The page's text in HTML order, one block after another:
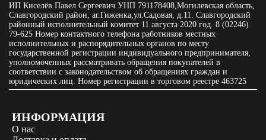
ИП Киселёв Павел Сергеевич УНП 791178408,Могилевская область,
Славгородский район, аг.Гиженка,ул.Садовая, д.11. Славгородский
районный исполнительный комитет 11 августа 2020 год. 8 (02246)
79-625 Номер контактного телефона работников местных
исполнительных и распорядительных органов по месту
государственной регистрации индивидуального предпринимателя,
уполномоченных рассматривать обращения покупателей в
соответствии с законодательством об обращениях граждан и
юридических лиц. Номер регистрации в торговом реестре 463725
ИНФОРМАЦИЯ
О нас